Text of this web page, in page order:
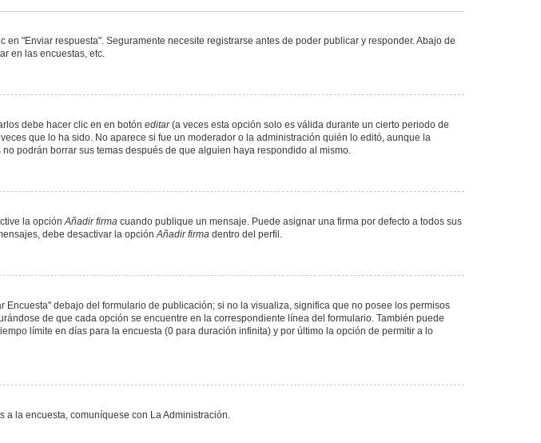
"Enviar respuesta". Seguramente necesite registrarse antes de poder publicar y responder. Abajo de
en las encuestas, etc.
debe hacer clic en en botón editar(a veces esta opción solo es válida durante un cierto periodo de
que lo ha sido. No aparece si fue un moderador o la administración quién lo editó, aunque la
podrán borrar sus temas después de que alguien haya respondido al mismo.
la opciónAñadir firma cuando publique un mensaje. Puede asignar una firma por defecto a todos sus
debe desactivar la opciónAñadir firma dentro del perfil.
debajo del formulario de publicación; si no la visualiza, significa que no posee los permisos
de que cada opción se encuentre en la correspondiente línea del formulario. También puede
límite en días para la encuesta (0 para duración infinita) y por último la opción de permitir a lo
a la encuesta, comuníquese con La Administración.